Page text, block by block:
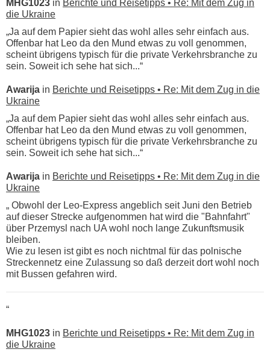
MHG1023 in Berichte und Reisetipps • Re: Mit dem Zug in
die Ukraine
„Ja auf dem Papier sieht das wohl alles sehr einfach aus.
Offenbar hat Leo da den Mund etwas zu voll genommen,
scheint übrigens typisch für die private Verkehrsbranche zu
sein. Soweit ich sehe hat sich...“
Awarija in Berichte und Reisetipps • Re: Mit dem Zug in die
Ukraine
„Ja auf dem Papier sieht das wohl alles sehr einfach aus.
Offenbar hat Leo da den Mund etwas zu voll genommen,
scheint übrigens typisch für die private Verkehrsbranche zu
sein. Soweit ich sehe hat sich...“
Awarija in Berichte und Reisetipps • Re: Mit dem Zug in die
Ukraine
„ Obwohl der Leo-Express angeblich seit Juni den Betrieb
auf dieser Strecke aufgenommen hat wird die "Bahnfahrt"
über Przemysl nach UA wohl noch lange Zukunftsmusik
bleiben.
Wie zu lesen ist gibt es noch nichtmal für das polnische
Streckennetz eine Zulassung so daß derzeit dort wohl noch
mit Bussen gefahren wird.
“
MHG1023 in Berichte und Reisetipps • Re: Mit dem Zug in
die Ukraine